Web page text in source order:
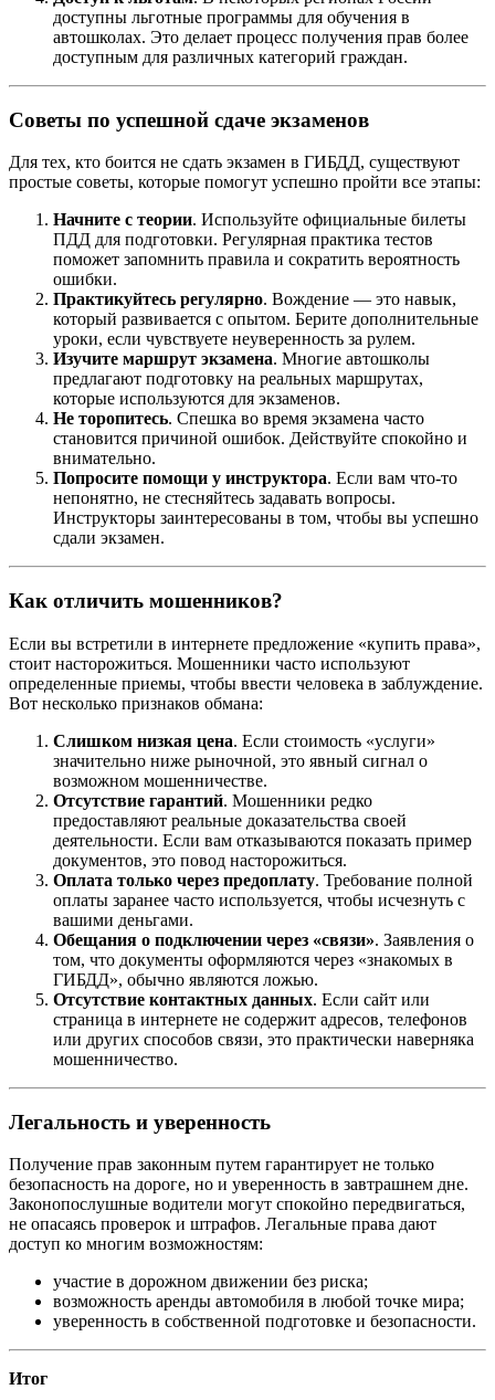
доступны льготные программы для обучения в
автошколах. Это делает процесс получения прав более
доступным для различных категорий граждан.
Советы по успешной сдаче экзаменов
Для тех, кто боится не сдать экзамен в ГИБДД, существуют
простые советы, которые помогут успешно пройти все этапы:
Начните с теории. Используйте официальные билеты
ПДД для подготовки. Регулярная практика тестов
поможет запомнить правила и сократить вероятность
ошибки.
Практикуйтесь регулярно. Вождение — это навык,
который развивается с опытом. Берите дополнительные
уроки, если чувствуете неуверенность за рулем.
Изучите маршрут экзамена. Многие автошколы
предлагают подготовку на реальных маршрутах,
которые используются для экзаменов.
Не торопитесь. Спешка во время экзамена часто
становится причиной ошибок. Действуйте спокойно и
внимательно.
Попросите помощи у инструктора. Если вам что-то
непонятно, не стесняйтесь задавать вопросы.
Инструкторы заинтересованы в том, чтобы вы успешно
сдали экзамен.
Как отличить мошенников?
Если вы встретили в интернете предложение «купить права»,
стоит насторожиться. Мошенники часто используют
определенные приемы, чтобы ввести человека в заблуждение.
Вот несколько признаков обмана:
Слишком низкая цена. Если стоимость «услуги»
значительно ниже рыночной, это явный сигнал о
возможном мошенничестве.
Отсутствие гарантий. Мошенники редко
предоставляют реальные доказательства своей
деятельности. Если вам отказываются показать пример
документов, это повод насторожиться.
Оплата только через предоплату. Требование полной
оплаты заранее часто используется, чтобы исчезнуть с
вашими деньгами.
Обещания о подключении через «связи». Заявления о
том, что документы оформляются через «знакомых в
ГИБДД», обычно являются ложью.
Отсутствие контактных данных. Если сайт или
страница в интернете не содержит адресов, телефонов
или других способов связи, это практически наверняка
мошенничество.
Легальность и уверенность
Получение прав законным путем гарантирует не только
безопасность на дороге, но и уверенность в завтрашнем дне.
Законопослушные водители могут спокойно передвигаться,
не опасаясь проверок и штрафов. Легальные права дают
доступ ко многим возможностям:
участие в дорожном движении без риска;
возможность аренды автомобиля в любой точке мира;
уверенность в собственной подготовке и безопасности.
Итог